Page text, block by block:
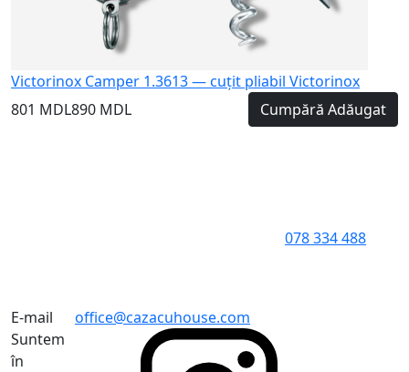
Victorinox Camper 1.3613 — cuțit pliabil Victorinox
801 MDL890 MDL Cumpără Adăugat
078 334 488
E-mail
office@cazacuhouse.com
Suntem
în